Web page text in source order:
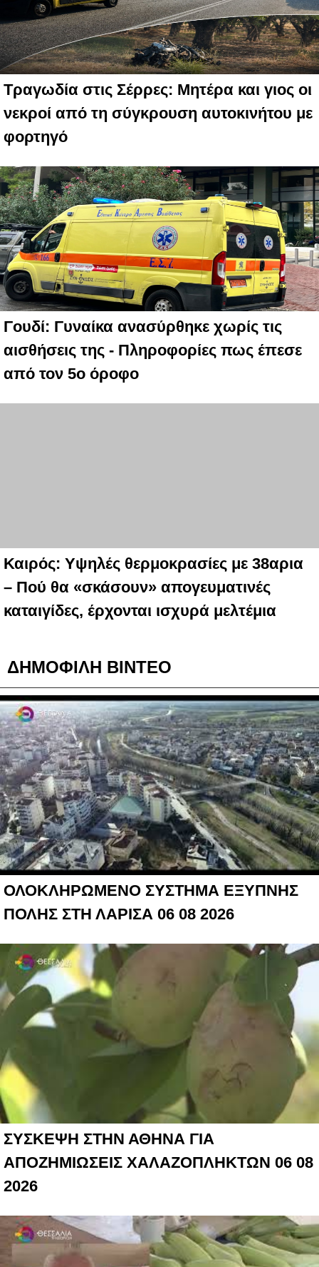
Τραγωδία στις Σέρρες: Μητέρα και γιος οι
νεκροί από τη σύγκρουση αυτοκινήτου με
φορτηγό
Γουδί: Γυναίκα ανασύρθηκε χωρίς τις
αισθήσεις της - Πληροφορίες πως έπεσε
από τον 5ο όροφο
Καιρός: Υψηλές θερμοκρασίες με 38αρια
– Πού θα «σκάσουν» απογευματινές
καταιγίδες, έρχονται ισχυρά μελτέμια
ΔΗΜΟΦΙΛΗ ΒΙΝΤΕΟ
ΟΛΟΚΛΗΡΩΜΕΝΟ ΣΥΣΤΗΜΑ ΕΞΥΠΝΗΣ
ΠΟΛΗΣ ΣΤΗ ΛΑΡΙΣΑ 06 08 2026
ΣΥΣΚΕΨΗ ΣΤΗΝ ΑΘΗΝΑ ΓΙΑ
ΑΠΟΖΗΜΙΩΣΕΙΣ ΧΑΛΑΖΟΠΛΗΚΤΩΝ 06 08
2026